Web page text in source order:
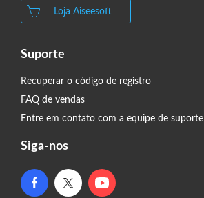
Loja Aiseesoft
Suporte
Recuperar o código de registro
FAQ de vendas
Entre em contato com a equipe de suporte
Siga-nos